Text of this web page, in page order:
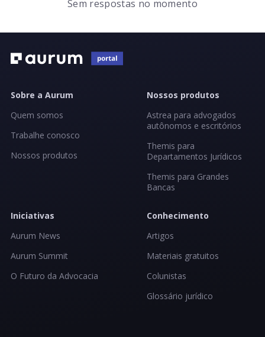
Sem respostas no momento
Sobre a Aurum
Quem somos
Trabalhe conosco
Nossos produtos
Nossos produtos
Astrea para advogados
autônomos e escritórios
Themis para
Departamentos Jurídicos
Themis para Grandes
Bancas
Iniciativas
Aurum News
Aurum Summit
O Futuro da Advocacia
Conhecimento
Artigos
Materiais gratuitos
Colunistas
Glossário jurídico